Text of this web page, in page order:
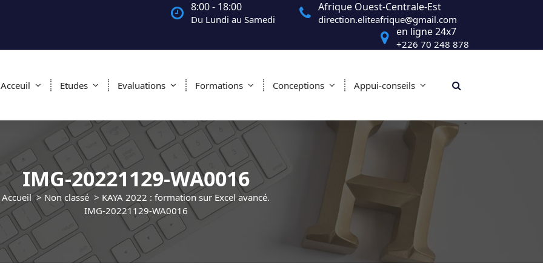
8:00 - 18:00
Du Lundi au Samedi
Afrique Ouest-Centrale-Est
direction.eliteafrique@gmail.com
en ligne 24x7
+226 70 248 878
Acceuil Etudes Evaluations Formations Conceptions Appui-conseils
IMG-20221129-WA0016
Accueil> Non classé > KAYA 2022 : formation sur Excel avancé.
IMG-20221129-WA0016